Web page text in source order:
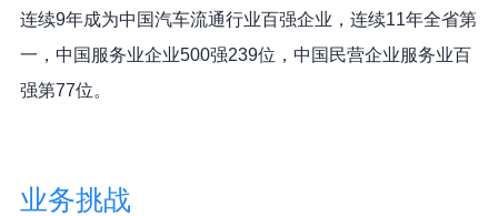
连续9年成为中国汽车流通行业百强企业，连续11年全省第
一，中国服务业企业500强239位，中国民营企业服务业百
强第77位。
业务挑战